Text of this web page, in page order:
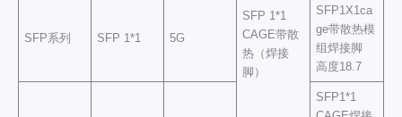
SFP 1*1
CAGE带散
热（焊接
脚）
SFP系列 SFP 1*1 5G
SFP1X1ca
ge带散热模
组焊接脚
高度18.7
SFP1*1